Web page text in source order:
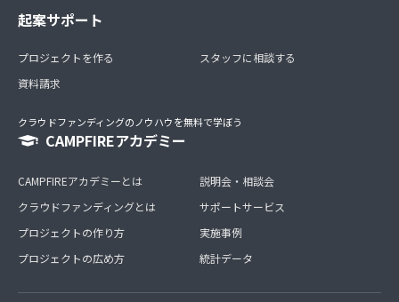
起案サポート
プロジェクトを作る
資料請求
スタッフに相談する
クラウドファンディングのノウハウを無料で学ぼう
CAMPFIREアカデミー
CAMPFIREアカデミーとは
クラウドファンディングとは
プロジェクトの作り方
プロジェクトの広め方
説明会・相談会
サポートサービス
実施事例
統計データ